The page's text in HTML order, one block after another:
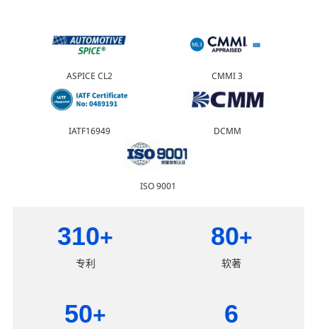
ASPICE CL2 CMMI 3
IATF16949 DCMM
ISO 9001
310+
专利
80+
软著
50+ 6